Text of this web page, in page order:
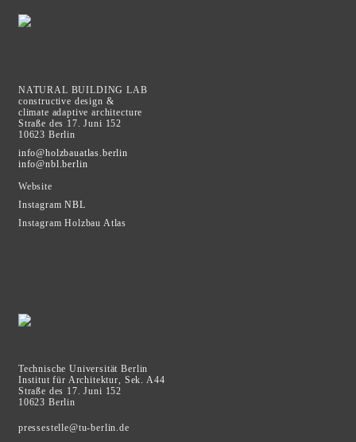
NATURAL BUILDING LAB
constructive design &
climate adaptive architecture
Straße des 17. Juni 152
10623 Berlin
info@holzbauatlas.berlin
info@nbl.berlin
Website
Instagram NBL
Instagram Holzbau Atlas
Technische Universität Berlin
Institut für Architektur, Sek. A44
Straße des 17. Juni 152
10623 Berlin
pressestelle@tu-berlin.de